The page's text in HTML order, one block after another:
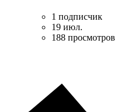
1 подписчик
19 июл.
188 просмотров